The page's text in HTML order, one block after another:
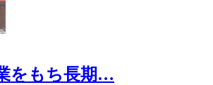
をもち長期…